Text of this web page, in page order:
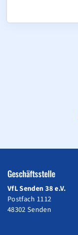
Geschäftsstelle
VfL Senden 38 e.V.
Postfach 1112
48302 Senden